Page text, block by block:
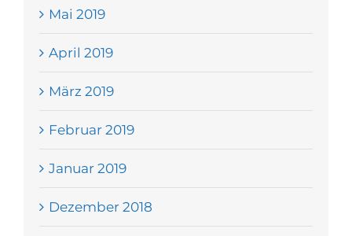
Mai 2019
April 2019
März 2019
Februar 2019
Januar 2019
Dezember 2018